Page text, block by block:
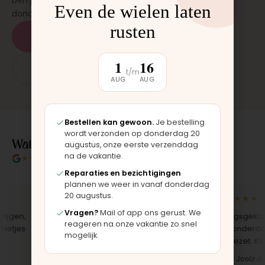
donderdag en zaterdag, op afspraak.
Plan een afspraak
App: 06 - 2862 1330
Wat klanten over ons zeggen
★★★★★ 4.9/5 klantbeoordeling
★★★★★
"Bekleding zelf vervangen met de
set, zag er meteen weer als nieuw
uit. Duidelijk origineel spul."
★★★★★
het onderdeel
opgezet.
Bas · Joolz
Even de wielen laten
rusten
1
AUG
t/m16
AUG
Bestellen kan gewoon. Je bestelling
wordt verzonden op donderdag 20
augustus, onze eerste verzenddag
na de vakantie.
Reparaties en bezichtigingen
plannen we weer in vanaf donderdag
20 augustus.
Vragen?Mail of app ons gerust. We
reageren na onze vakantie zo snel
mogelijk.